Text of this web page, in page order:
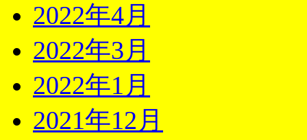
2022年4月
2022年3月
2022年1月
2021年12月